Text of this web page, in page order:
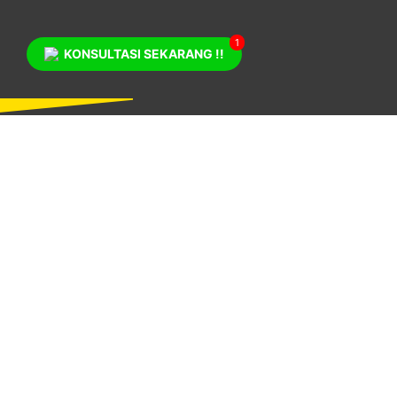
KONSULTASI SEKARANG !!
1